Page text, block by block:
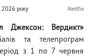
2026 року Netflix
Джексон: Вердикт»
та телепрограм
з 1 по 7 червня